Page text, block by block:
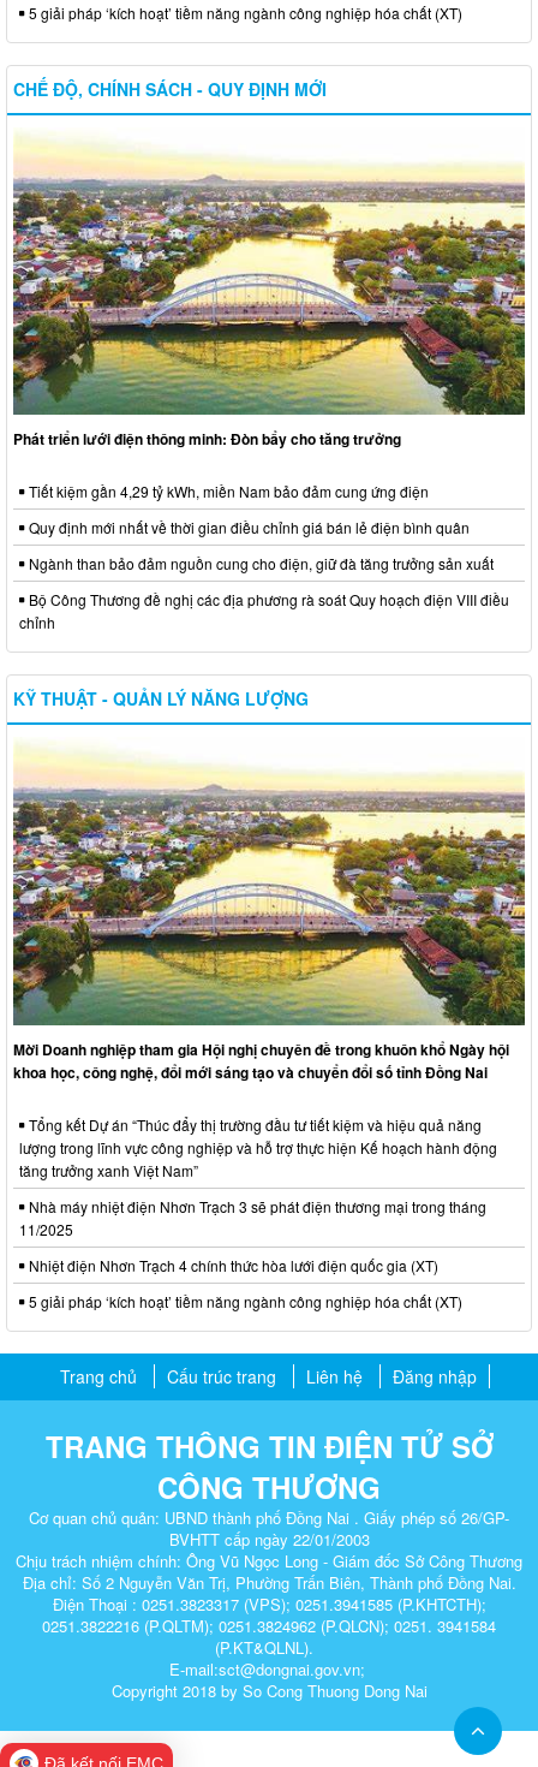
5 giải pháp ‘kích hoạt’ tiềm năng ngành công nghiệp hóa chất (XT)
CHẾ ĐỘ, CHÍNH SÁCH - QUY ĐỊNH MỚI
Phát triển lưới điện thông minh: Đòn bẩy cho tăng trưởng
Tiết kiệm gần 4,29 tỷ kWh, miền Nam bảo đảm cung ứng điện
Quy định mới nhất về thời gian điều chỉnh giá bán lẻ điện bình quân
Ngành than bảo đảm nguồn cung cho điện, giữ đà tăng trưởng sản xuất
Bộ Công Thương đề nghị các địa phương rà soát Quy hoạch điện VIII điều
chỉnh
KỸ THUẬT - QUẢN LÝ NĂNG LƯỢNG
Mời Doanh nghiệp tham gia Hội nghị chuyên đề trong khuôn khổ Ngày hội
khoa học, công nghệ, đổi mới sáng tạo và chuyển đổi số tỉnh Đồng Nai
Tổng kết Dự án “Thúc đẩy thị trường đầu tư tiết kiệm và hiệu quả năng
lượng trong lĩnh vực công nghiệp và hỗ trợ thực hiện Kế hoạch hành động
tăng trưởng xanh Việt Nam”
Nhà máy nhiệt điện Nhơn Trạch 3 sẽ phát điện thương mại trong tháng
11/2025
Nhiệt điện Nhơn Trạch 4 chính thức hòa lưới điện quốc gia (XT)
5 giải pháp ‘kích hoạt’ tiềm năng ngành công nghiệp hóa chất (XT)
Trang chủ Cấu trúc trang Liên hệ Đăng nhập
TRANG THÔNG TIN ĐIỆN TỬ SỞ
CÔNG THƯƠNG
Cơ quan chủ quản: UBND thành phố Đồng Nai . Giấy phép số 26/GP-
BVHTT cấp ngày 22/01/2003
Chịu trách nhiệm chính: Ông Vũ Ngọc Long - Giám đốc Sở Công Thương
Địa chỉ: Số 2 Nguyễn Văn Trị, Phường Trấn Biên, Thành phố Đồng Nai.
Điện Thoại : 0251.3823317 (VPS); 0251.3941585 (P.KHTCTH);
0251.3822216 (P.QLTM); 0251.3824962 (P.QLCN); 0251. 3941584
(P.KT&QLNL).
E-mail:sct@dongnai.gov.vn;
Copyright 2018 by So Cong Thuong Dong Nai​